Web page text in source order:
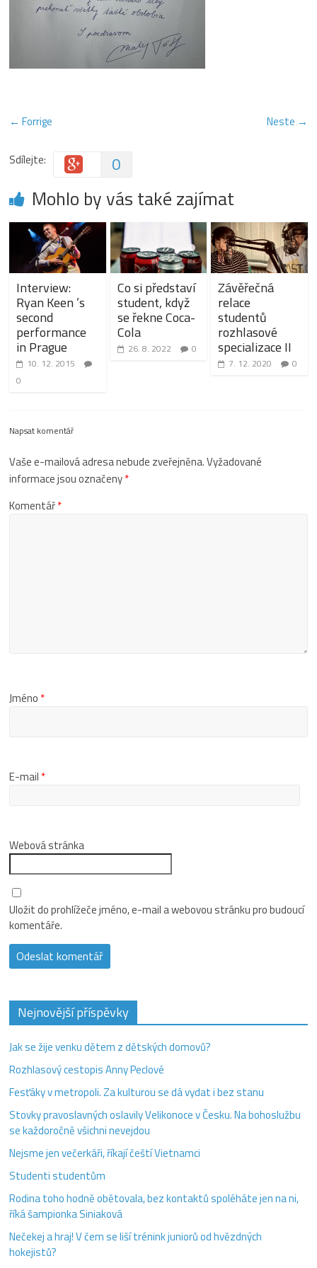
← Forrige Neste →
Sdílejte: 0
Mohlo by vás také zajímat
Interview:
Ryan Keen ’s
second
performance
in Prague
10. 12. 2015
0
Co si představí
student, když
se řekne Coca-
Cola
26. 8. 2022 0
Závěřečná
relace
studentů
rozhlasové
specializace II
7. 12. 2020 0
Napsat komentář
Vaše e-mailová adresa nebude zveřejněna.Vyžadované
informace jsou označeny*
Komentář*
Jméno *
E-mail *
Webová stránka
Uložit do prohlížeče jméno, e-mail a webovou stránku pro budoucí
komentáře.
Nejnovější příspěvky
Jak se žije venku dětem z dětských domovů?
Rozhlasový cestopis Anny Peclové
Fesťáky v metropoli. Za kulturou se dá vydat i bez stanu
Stovky pravoslavných oslavily Velikonoce v Česku. Na bohoslužbu
se každoročně všichni nevejdou
Nejsme jen večerkáři, říkají čeští Vietnamci
Studenti studentům
Rodina toho hodně obětovala, bez kontaktů spoléháte jen na ni,
říká šampionka Siniaková
Nečekej a hraj! V čem se liší trénink juniorů od hvězdných
hokejistů?